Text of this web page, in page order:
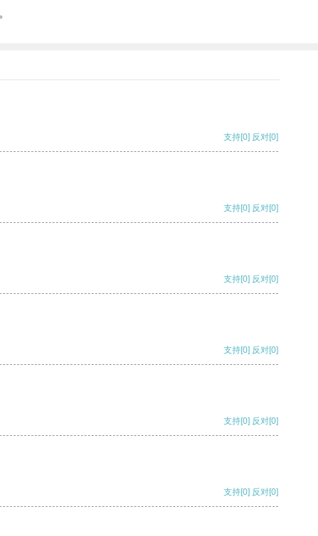
支持[0] 反对[0]
支持[0] 反对[0]
支持[0] 反对[0]
支持[0] 反对[0]
支持[0] 反对[0]
支持[0] 反对[0]